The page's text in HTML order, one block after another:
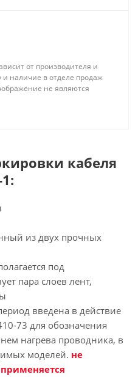
от производителя и
и наличие в отделе продаж
не являются
кабеля
из двух прочных
под
пара слоев лент,
введена в действие
73 для обозначения
нагрева проводника, в
моделей. не